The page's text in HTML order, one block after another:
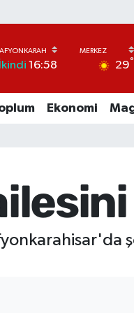
İkindi 16:58 29°
Ekonomi